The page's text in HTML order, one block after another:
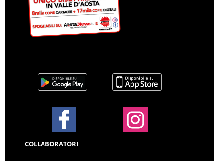
COLLABORATORI